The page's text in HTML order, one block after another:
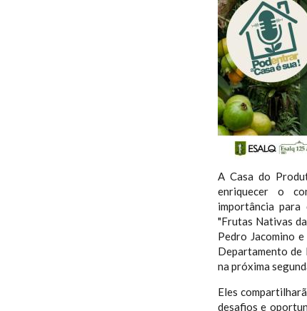
A Casa do
enriquecer o
importância
"Frutas Nativas
Pedro Jacomino
Departamento de
na próxima
Eles
desafios e